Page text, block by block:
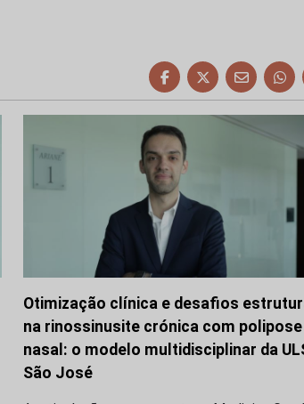
Otimização clínica e desafios
na rinossinusite crónica com polipose
nasal: o modelo multidisciplinar da
São José